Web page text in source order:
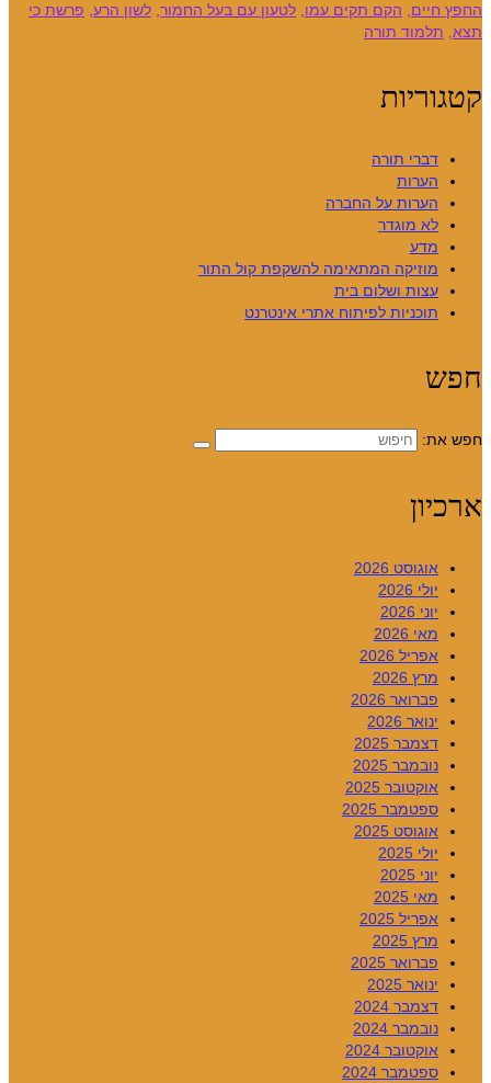
החפץ חיים, הקם תקים עמו, לטעון עם בעל החמור, לשון הרע, פרשת כי
תצא, תלמוד תורה
קטגוריות
דברי תורה
הערות
הערות על החברה
לא מוגדר
מדע
מוזיקה המתאימה להשקפת קול התור
עצות ושלום בית
תוכניות לפיתוח אתרי אינטרנט
חפש
חפש את:
ארכיון
אוגוסט 2026
יולי 2026
יוני 2026
מאי 2026
אפריל 2026
מרץ 2026
פברואר 2026
ינואר 2026
דצמבר 2025
נובמבר 2025
אוקטובר 2025
ספטמבר 2025
אוגוסט 2025
יולי 2025
יוני 2025
מאי 2025
אפריל 2025
מרץ 2025
פברואר 2025
ינואר 2025
דצמבר 2024
נובמבר 2024
אוקטובר 2024
ספטמבר 2024